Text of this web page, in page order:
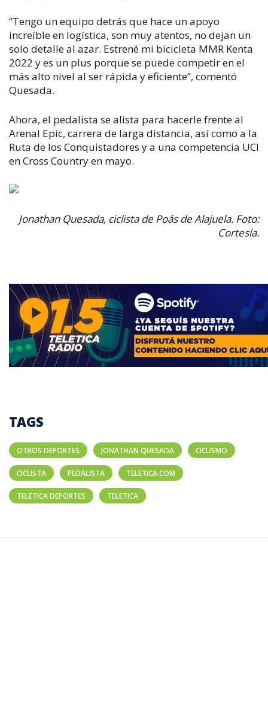
“Tengo un equipo detrás que hace un apoyo
increíble en logística, son muy atentos, no dejan un
solo detalle al azar. Estrené mi bicicleta MMR Kenta
2022 y es un plus porque se puede competir en el
más alto nivel al ser rápida y eficiente”, comentó
Quesada.
Ahora, el pedalista se alista para hacerle frente al
Arenal Epic, carrera de larga distancia, así como a la
Ruta de los Conquistadores y a una competencia UCI
en Cross Country en mayo.
Jonathan Quesada, ciclista de Poás de Alajuela. Foto:
Cortesía.
TAGS
OTROS DEPORTES JONATHAN QUESADA CICLISMO
CICLISTA PEDALISTA TELETICA.COM
TELETICA DEPORTES TELETICA